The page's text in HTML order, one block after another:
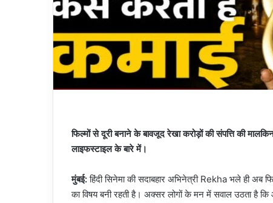
फिल्मों से दूरी बनाने के बावजूद रेखा करोड़ों की संपत्ति की
लाइफस्टाइल के बारे में।
मुंबई:हिंदी सिनेमा की सदाबहार अभिनेत्री Rekha भले ही
का विषय बनी रहती है। अक्सर लोगों के मन में सवाल उठता है